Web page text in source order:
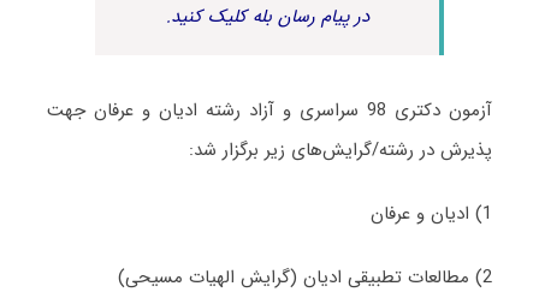
در پیام رسان بله کلیک کنید.
آزمون دکتری 98 سراسری و آزاد رشته ادیان و عرفان جهت
پذیرش در رشته/گرایش‌های زیر برگزار شد:
1) ادیان و عرفان
2) مطالعات تطبیقی ادیان (گرایش الهیات مسیحی)